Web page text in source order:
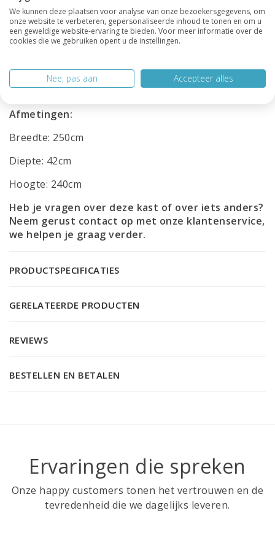
kleur met een zijdeglans afwerking . Ook de
afmetingen, vakindeling en functies kunnen volledig
op maat worden gemaakt.
die tegelijkertijd rust en balans brengt in je
interieur.
Afmetingen:
Breedte: 250cm
Diepte: 42cm
Hoogte: 240cm
Heb je vragen over deze kast of over iets anders?
Neem gerust contact op met onze klantenservice,
we helpen je graag verder.
PRODUCTSPECIFICATIES
GERELATEERDE PRODUCTEN
REVIEWS
BESTELLEN EN BETALEN
Ervaringen die spreken
Onze happy customers tonen het vertrouwen en de
tevredenheid die we dagelijks leveren.
We kunnen deze plaatsen voor analyse van onze bezoekersgegevens, om
onze website te verbeteren, gepersonaliseerde inhoud te tonen en om u
een geweldige website-ervaring te bieden. Voor meer informatie over de
cookies die we gebruiken opent u de instellingen.
Nee, pas aan Accepteer alles